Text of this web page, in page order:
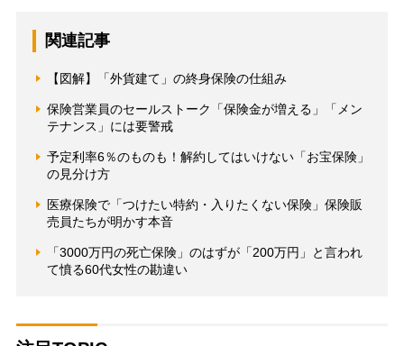
関連記事
【図解】「外貨建て」の終身保険の仕組み
保険営業員のセールストーク「保険金が増える」「メン
テナンス」には要警戒
予定利率6％のものも！解約してはいけない「お宝保険」
の見分け方
医療保険で「つけたい特約・入りたくない保険」保険販
売員たちが明かす本音
「3000万円の死亡保険」のはずが「200万円」と言われ
て憤る60代女性の勘違い